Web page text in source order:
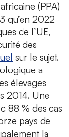
(PPA)
qu’en 2022
de l’UE,
des
sur le sujet.
a
élevages
2014. Une
88 % des cas
pays de
la